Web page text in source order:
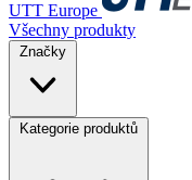
UTT Europe
Všechny produkty
Značky
Kategorie produktů